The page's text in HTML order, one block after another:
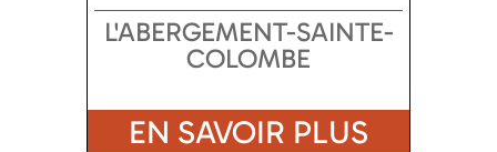
L'ABERGEMENT-SAINTE-
COLOMBE
EN SAVOIR PLUS